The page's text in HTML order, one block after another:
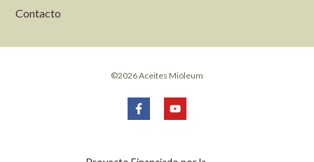
Contacto
©2026 Aceites Mióleum